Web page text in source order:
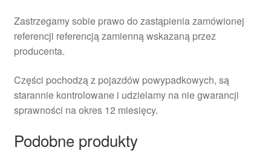
Zastrzegamy sobie prawo do zastąpienia zamówionej
referencji referencją zamienną wskazaną przez
producenta.
Części pochodzą z pojazdów powypadkowych, są
starannie kontrolowane i udzielamy na nie gwarancji
sprawności na okres 12 miesięcy.
Podobne produkty